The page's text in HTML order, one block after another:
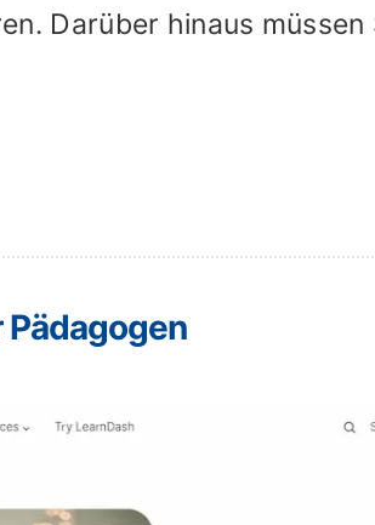
Darüber hinaus müssen